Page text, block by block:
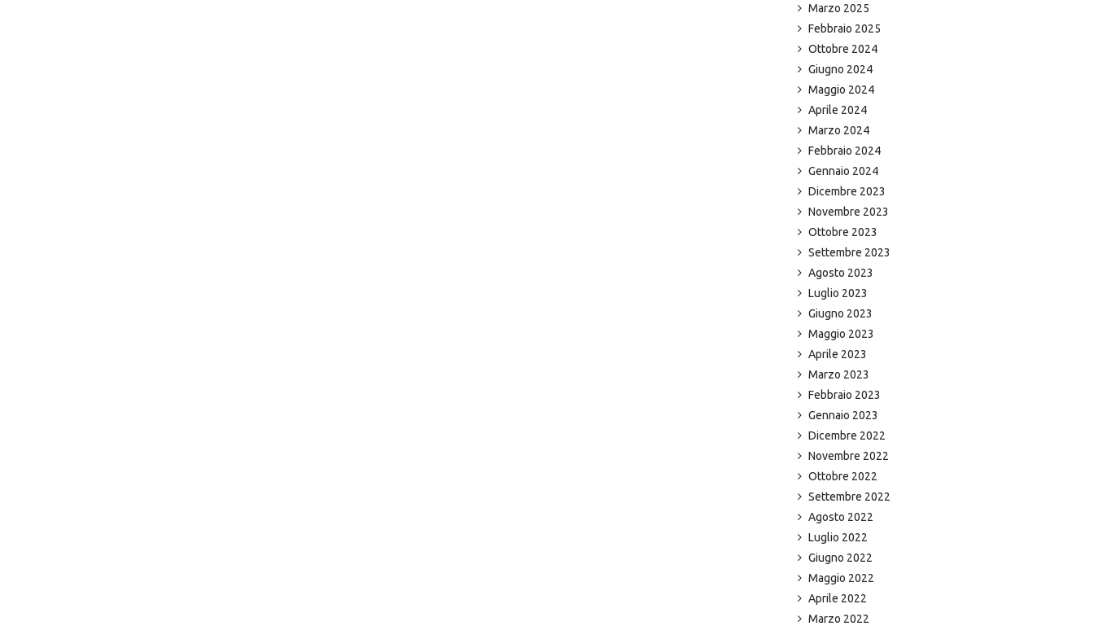
Marzo 2025
Febbraio 2025
Ottobre 2024
Giugno 2024
Maggio 2024
Aprile 2024
Marzo 2024
Febbraio 2024
Gennaio 2024
Dicembre 2023
Novembre 2023
Ottobre 2023
Settembre 2023
Agosto 2023
Luglio 2023
Giugno 2023
Maggio 2023
Aprile 2023
Marzo 2023
Febbraio 2023
Gennaio 2023
Dicembre 2022
Novembre 2022
Ottobre 2022
Settembre 2022
Agosto 2022
Luglio 2022
Giugno 2022
Maggio 2022
Aprile 2022
Marzo 2022